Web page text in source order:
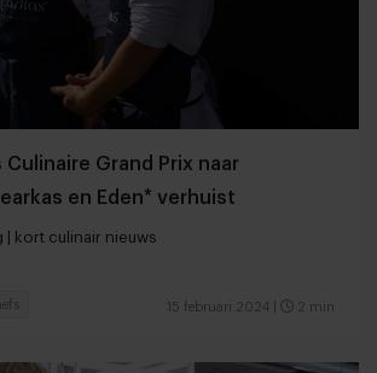
Culinaire Grand Prix naar
en Eden* verhuist
| kort culinair nieuws
15 februari 2024 2 min